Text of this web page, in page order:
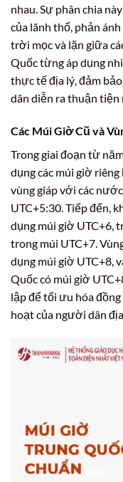
nhau. Sự phân chia
của lãnh thổ, phản
trời mọc và lặn giữa
Quốc từng áp dụng
thực tế địa lý, đảm
dân diễn ra thuận tiện
Các Múi Giờ Cũ và
Trong giai đoạn từ
dụng các múi giờ
vùng giáp với các
UTC+5:30. Tiếp đến,
dụng múi giờ UTC+6,
trong múi UTC+7.
dụng múi giờ UTC+8,
Quốc có múi giờ
lập để tối ưu hóa
hoạt của người dân